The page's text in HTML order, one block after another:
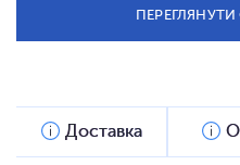
Доставка